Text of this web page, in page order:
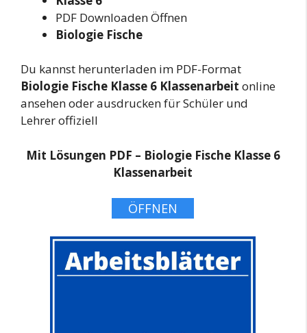
PDF Downloaden Öffnen
Biologie Fische
Du kannst herunterladen im PDF-Format
Biologie Fische Klasse 6 Klassenarbeit online
ansehen oder ausdrucken für Schüler und
Lehrer offiziell
Mit Lösungen PDF – Biologie Fische Klasse 6
Klassenarbeit
ÖFFNEN